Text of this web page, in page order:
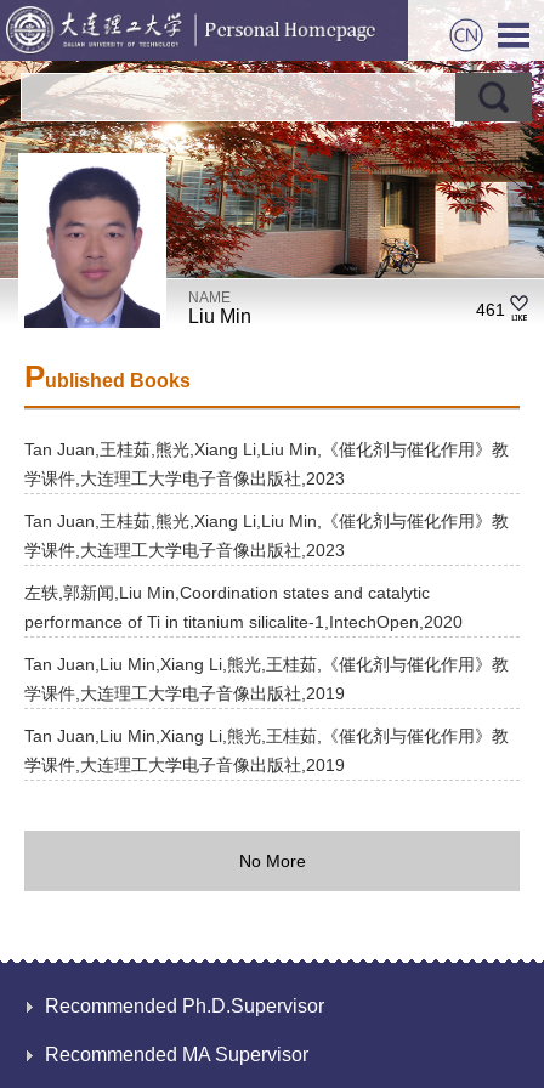
NAME
Liu Min 461
Published Books
Tan Juan,王桂茹,熊光,Xiang Li,Liu Min,《催化剂与催化作用》教
学课件,大连理工大学电子音像出版社,2023
Tan Juan,王桂茹,熊光,Xiang Li,Liu Min,《催化剂与催化作用》教
学课件,大连理工大学电子音像出版社,2023
左轶,郭新闻,Liu Min,Coordination states and catalytic
performance of Ti in titanium silicalite-1,IntechOpen,2020
Tan Juan,Liu Min,Xiang Li,熊光,王桂茹,《催化剂与催化作用》教
学课件,大连理工大学电子音像出版社,2019
Tan Juan,Liu Min,Xiang Li,熊光,王桂茹,《催化剂与催化作用》教
学课件,大连理工大学电子音像出版社,2019
No More
Recommended Ph.D.Supervisor
Recommended MA Supervisor